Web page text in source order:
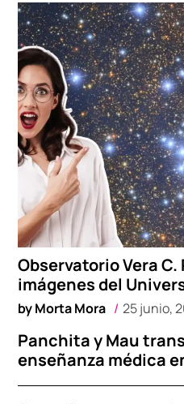
Observatorio Vera C.
imágenes del
byMorta Mora 25 junio,
Panchita y Mau
enseñanza médica